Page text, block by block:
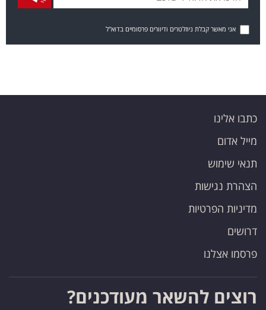
אני מאשר קבלת ניוזלטרים ודיוורים פרסומיים בדוא"ל
כתבו אלינו
מייל אדום
תנאי שימוש
הצהרת נגישות
מדיניות הפרטיות
דרושים
פרסמו אצלנו
רוצים להשאר מעודכנים?